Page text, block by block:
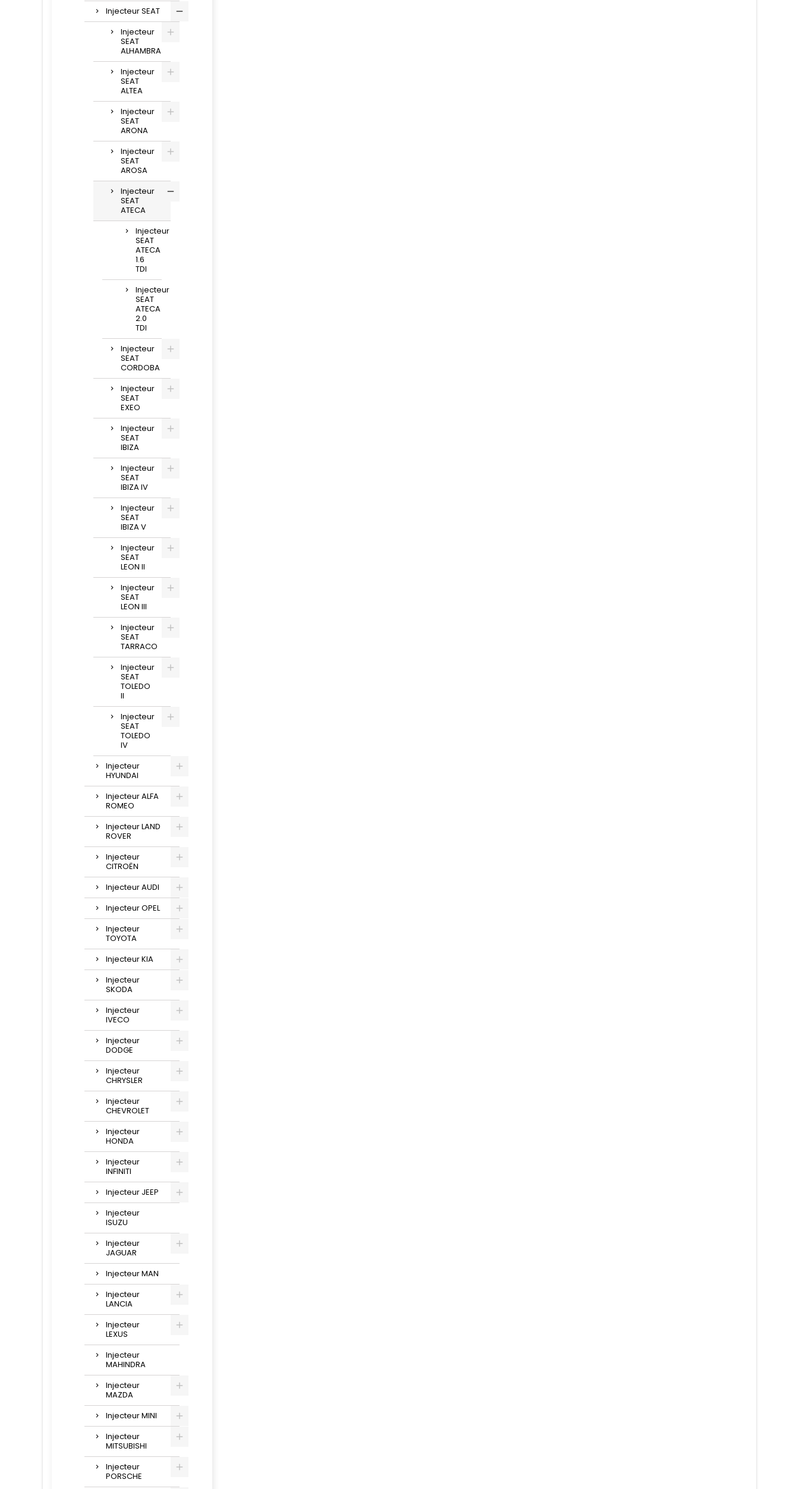
Injecteur SEAT
Injecteur
SEAT
ALHAMBRA
Injecteur
SEAT
ALTEA
Injecteur
SEAT
ARONA
Injecteur
SEAT
AROSA
Injecteur
SEAT
ATECA
Injecteur
SEAT
ATECA
1.6
TDI
Injecteur
SEAT
ATECA
2.0
TDI
Injecteur
SEAT
CORDOBA
Injecteur
SEAT
EXEO
Injecteur
SEAT
IBIZA
Injecteur
SEAT
IBIZA IV
Injecteur
SEAT
IBIZA V
Injecteur
SEAT
LEON II
Injecteur
SEAT
LEON III
Injecteur
SEAT
TARRACO
Injecteur
SEAT
TOLEDO
II
Injecteur
SEAT
TOLEDO
IV
Injecteur
HYUNDAI
Injecteur ALFA
ROMEO
Injecteur LAND
ROVER
Injecteur
CITROËN
Injecteur AUDI
Injecteur OPEL
Injecteur
TOYOTA
Injecteur KIA
Injecteur
SKODA
Injecteur
IVECO
Injecteur
DODGE
Injecteur
CHRYSLER
Injecteur
CHEVROLET
Injecteur
HONDA
Injecteur
INFINITI
Injecteur JEEP
Injecteur
ISUZU
Injecteur
JAGUAR
Injecteur MAN
Injecteur
LANCIA
Injecteur
LEXUS
Injecteur
MAHINDRA
Injecteur
MAZDA
Injecteur MINI
Injecteur
MITSUBISHI
Injecteur
PORSCHE